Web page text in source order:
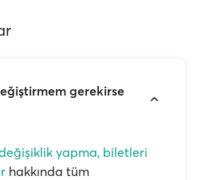
gerekirse
yapma, biletleri
hakkında tüm